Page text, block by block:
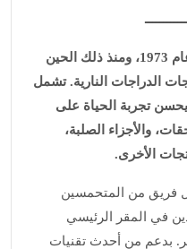
تأسست أوكسفورد البريطانية في عام 1973، ومنذ ذلك الحين
الدراجات النارية. تشمل
تجربة الحياة على
والأجزاء الصلبة،
الأخرى.
فريق من المتحمسين
في المقر الرئيسي
بدعم من أحدث تقنيات